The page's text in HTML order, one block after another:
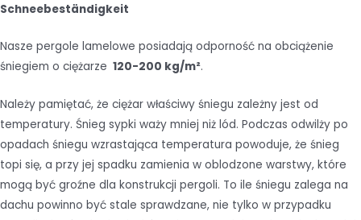
Schneebeständigkeit
Nasze pergole lamelowe posiadają odporność na obciążenie
śniegiem o ciężarze 120-200 kg/m².
Należy pamiętać, że ciężar właściwy śniegu zależny jest od
temperatury. Śnieg sypki waży mniej niż lód. Podczas odwilży po
opadach śniegu wzrastająca temperatura powoduje, że śnieg
topi się, a przy jej spadku zamienia w oblodzone warstwy, które
mogą być groźne dla konstrukcji pergoli. To ile śniegu zalega na
dachu powinno być stale sprawdzane, nie tylko w przypadku